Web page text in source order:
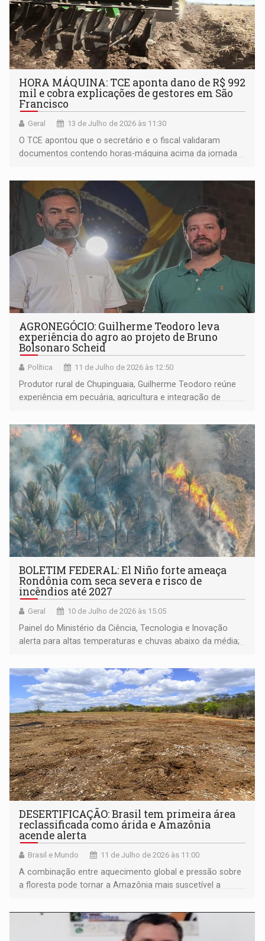
HORA MÁQUINA: TCE aponta dano de R$ 992
mil e cobra explicações de gestores em São
Francisco
Geral 13 de Julho de 2026 às 11:30
O TCE apontou que o secretário e o fiscal validaram
documentos contendo horas-máquina acima da jornada
AGRONEGÓCIO: Guilherme Teodoro leva
experiência do agro ao projeto de Bruno
Bolsonaro Scheid
Política 11 de Julho de 2026 às 12:50
Produtor rural de Chupinguaia, Guilherme Teodoro reúne
experiência em pecuária, agricultura e integração de
BOLETIM FEDERAL: El Niño forte ameaça
Rondônia com seca severa e risco de
incêndios até 2027
Geral 10 de Julho de 2026 às 15:05
Painel do Ministério da Ciência, Tecnologia e Inovação
alerta para altas temperaturas e chuvas abaixo da média;
DESERTIFICAÇÃO: Brasil tem primeira área
reclassificada como árida e Amazônia
acende alerta
Brasil e Mundo 11 de Julho de 2026 às 11:00
A combinação entre aquecimento global e pressão sobre
a floresta pode tornar a Amazônia mais suscetível a